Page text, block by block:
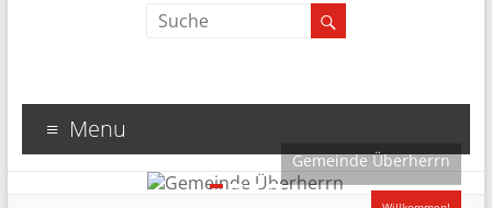
Search
Menu
Gemeinde Überherrn
1 2 3 4